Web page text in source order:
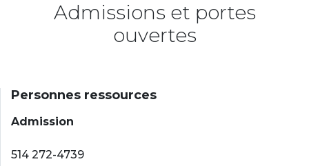
Admissions et portes
ouvertes
Personnes ressources
Admission
514 272-4739